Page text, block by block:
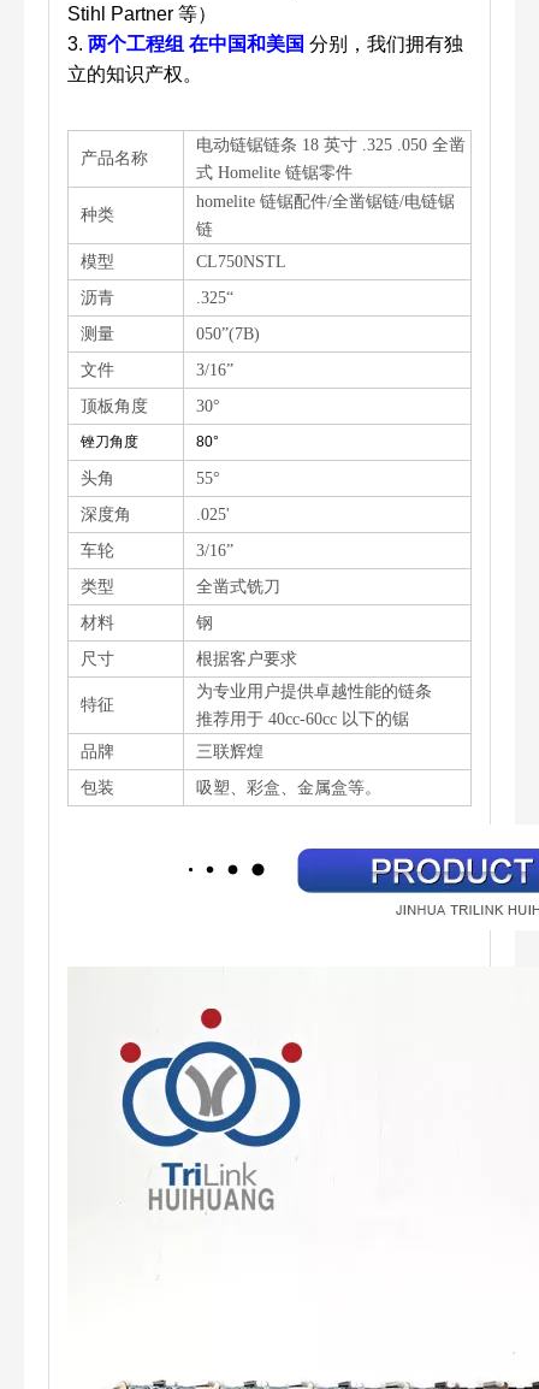
Stihl Partner 等）
3. 两个工程组 在中国和美国 分别，我们拥有独
立的知识产权。
产品名称
电动链锯链条 18 英寸 .325 .050 全凿
式 Homelite 链锯零件
种类
homelite 链锯配件/全凿锯链/电链锯
链
模型
CL750NSTL
沥青
.325“
测量
050”(7B)
文件
3/16”
顶板角度
30°
锉刀角度 80°
头角
55°
深度角
.025'
车轮
3/16”
类型
全凿式铣刀
材料
钢
尺寸
根据客户要求
特征
为专业用户提供卓越性能的链条
推荐用于 40cc-60cc 以下的锯
品牌
三联辉煌
包装
吸塑、彩盒、金属盒等。